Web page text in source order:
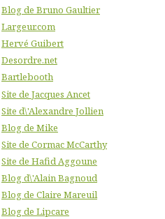
Blog de Bruno Gaultier
Largeur.com
Hervé Guibert
Desordre.net
Bartlebooth
Site de Jacques Ancet
Site d\'Alexandre Jollien
Blog de Mike
Site de Cormac McCarthy
Site de Hafid Aggoune
Blog d\'Alain Bagnoud
Blog de Claire Mareuil
Blog de Lipcare